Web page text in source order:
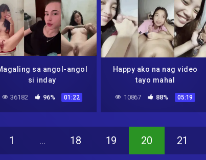
sa angol-angol
si inday
36182 96% 01:22
Happy ako na nag video
tayo mahal
10867 88% 05:19
1 … 18 19 20 21